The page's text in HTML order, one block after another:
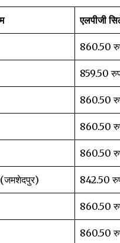
community
and be
simply enter your email
एलपीजी
860.50
859.50
860.50
860.50
860.50
(जमशेदपुर) 842.50
860.50
860.50